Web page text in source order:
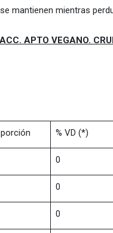
mantienen mientras
APTO VEGANO.
% VD (*)
0
0
0